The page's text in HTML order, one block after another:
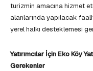
turizmin amacına hizmet
alanlarında yapılacak
yerel halkı desteklemesi
Yatırımcılar İçin Eko Köy
Gerekenler